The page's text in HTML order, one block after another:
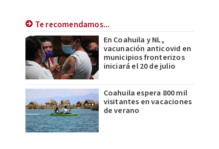
Te recomendamos...
En Coahuila y NL,
vacunación anticovid en
municipios fronterizos
iniciará el 20 de julio
Coahuila espera 800 mil
visitantes en vacaciones
de verano